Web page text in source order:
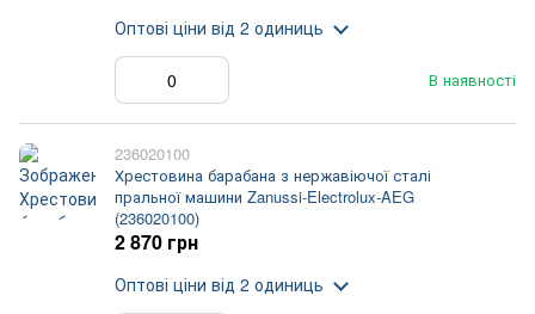
В наявності
Оптові ціни від 2 одиниць
236020100
Хрестовина барабана з нержавіючої сталі
пральної машини Zanussi-Electrolux-AEG
(236020100)
2 870 грн
Оптові ціни від 2 одиниць